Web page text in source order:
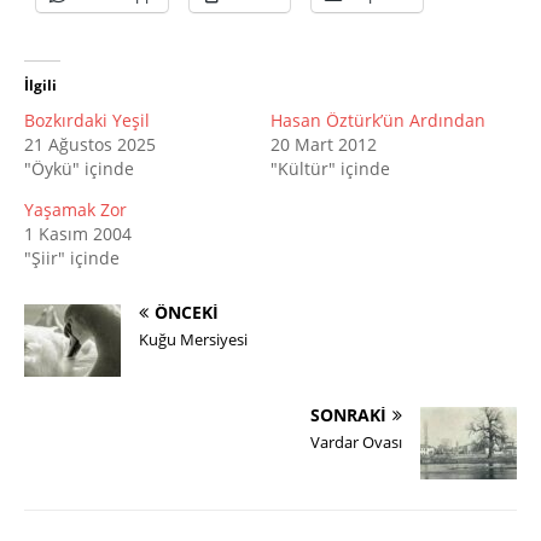
İlgili
Bozkırdaki Yeşil
21 Ağustos 2025
"Öykü" içinde
Hasan Öztürk’ün Ardından
20 Mart 2012
"Kültür" içinde
Yaşamak Zor
1 Kasım 2004
"Şiir" içinde
ÖNCEKI
Kuğu Mersiyesi
SONRAKI
Vardar Ovası